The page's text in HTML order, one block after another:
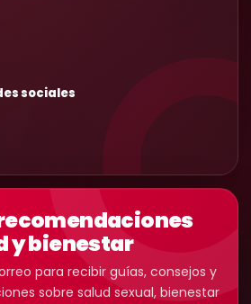
sociales
y bienestar
para recibir guías, consejos y
sobre salud sexual, bienestar